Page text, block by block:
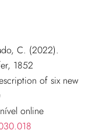
C. (2022).
1852
of six new
online